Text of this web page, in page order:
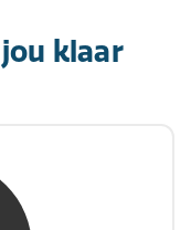
klaar